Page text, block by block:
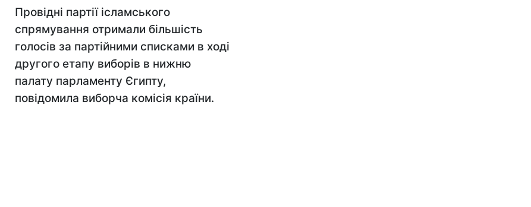
Провідні партії ісламського
спрямування отримали більшість
голосів за партійними списками в ході
другого етапу виборів в нижню
палату парламенту Єгипту,
повідомила виборча комісія країни.